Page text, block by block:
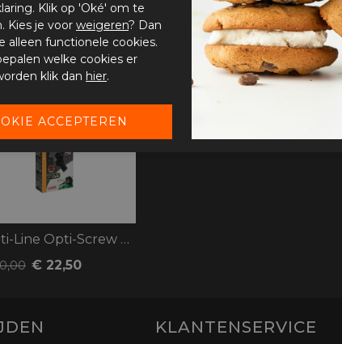
Opti-Line Opti-Screw M8
€ 22,50
KLANTENSERVICE
Klik op 'Oké' om te
Kies je voor weigeren? Dan
alleen functionele cookies.
welke cookies er
klik dan hier.